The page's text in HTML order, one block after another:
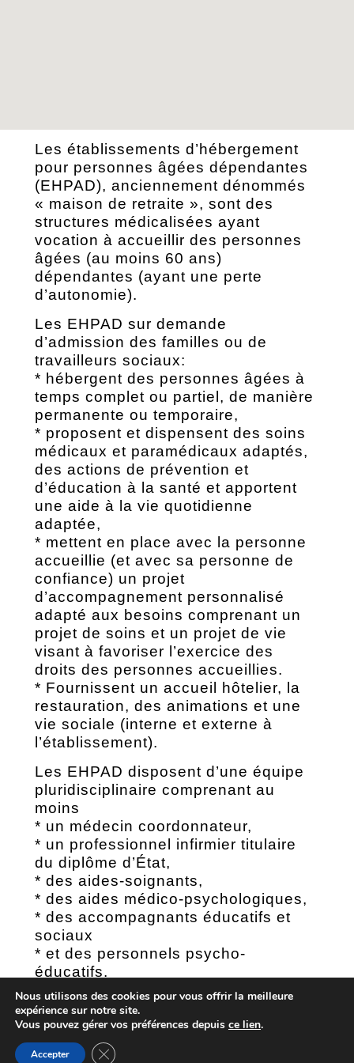
Les établissements d’hébergement
pour personnes âgées dépendantes
(EHPAD), anciennement dénommés
« maison de retraite », sont des
structures médicalisées ayant
vocation à accueillir des personnes
âgées (au moins 60 ans)
dépendantes (ayant une perte
d’autonomie).
Les EHPAD sur demande
d’admission des familles ou de
travailleurs sociaux:
* hébergent des personnes âgées à
temps complet ou partiel, de manière
permanente ou temporaire,
* proposent et dispensent des soins
médicaux et paramédicaux adaptés,
des actions de prévention et
d’éducation à la santé et apportent
une aide à la vie quotidienne
adaptée,
* mettent en place avec la personne
accueillie (et avec sa personne de
confiance) un projet
d’accompagnement personnalisé
adapté aux besoins comprenant un
projet de soins et un projet de vie
visant à favoriser l’exercice des
droits des personnes accueillies.
* Fournissent un accueil hôtelier, la
restauration, des animations et une
vie sociale (interne et externe à
l’établissement).
Les EHPAD disposent d’une équipe
pluridisciplinaire comprenant au
moins
* un médecin coordonnateur,
* un professionnel infirmier titulaire
du diplôme d’État,
* des aides-soignants,
* des aides médico-psychologiques,
* des accompagnants éducatifs et
sociaux
* et des personnels psycho-
éducatifs.
Demande d’admission par le
document Cerfa n°14732*01
Nous utilisons des cookies pour vous offrir la meilleure
expérience sur notre site.
Vous pouvez gérer vos préférences depuis ce lien.
Accepter Fermer la bannière des cookies GDPR